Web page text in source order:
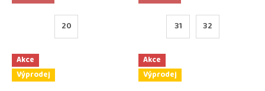
20 31 32
Akce
Výprodej
Akce
Výprodej